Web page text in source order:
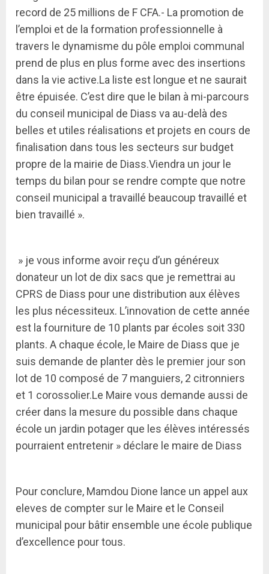
record de 25 millions de F CFA.- La promotion de
l’emploi et de la formation professionnelle à
travers le dynamisme du pôle emploi communal
prend de plus en plus forme avec des insertions
dans la vie active.La liste est longue et ne saurait
être épuisée. C’est dire que le bilan à mi-parcours
du conseil municipal de Diass va au-delà des
belles et utiles réalisations et projets en cours de
finalisation dans tous les secteurs sur budget
propre de la mairie de Diass.Viendra un jour le
temps du bilan pour se rendre compte que notre
conseil municipal a travaillé beaucoup travaillé et
bien travaillé ».
» je vous informe avoir reçu d’un généreux
donateur un lot de dix sacs que je remettrai au
CPRS de Diass pour une distribution aux élèves
les plus nécessiteux. L’innovation de cette année
est la fourniture de 10 plants par écoles soit 330
plants. A chaque école, le Maire de Diass que je
suis demande de planter dès le premier jour son
lot de 10 composé de 7 manguiers, 2 citronniers
et 1 corossolier.Le Maire vous demande aussi de
créer dans la mesure du possible dans chaque
école un jardin potager que les élèves intéressés
pourraient entretenir » déclare le maire de Diass
Pour conclure, Mamdou Dione lance un appel aux
eleves de compter sur le Maire et le Conseil
municipal pour bâtir ensemble une école publique
d’excellence pour tous.